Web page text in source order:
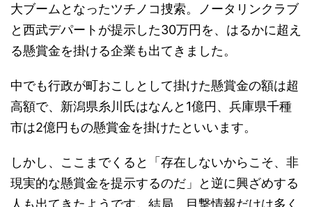
大ブームとなったツチノコ捜索。ノータリンクラブ
と西武デパートが提示した30万円を、はるかに超え
る懸賞金を掛ける企業も出てきました。
中でも行政が町おこしとして掛けた懸賞金の額は超
高額で、新潟県糸川氏はなんと1億円、兵庫県千種
市は2億円もの懸賞金を掛けたといいます。
しかし、ここまでくると「存在しないからこそ、非
現実的な懸賞金を提示するのだ」と逆に興ざめする
人も出てきたようです。結局、目撃情報だけは多く